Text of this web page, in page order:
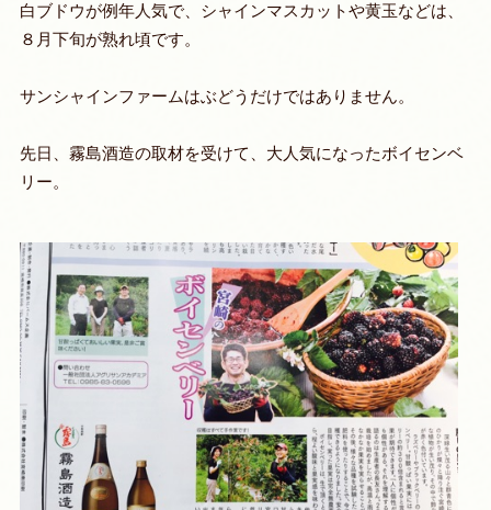
白ブドウが例年人気で、シャインマスカットや黄玉などは、
８月下旬が熟れ頃です。
サンシャインファームはぶどうだけではありません。
先日、霧島酒造の取材を受けて、大人気になったボイセンベ
リー。